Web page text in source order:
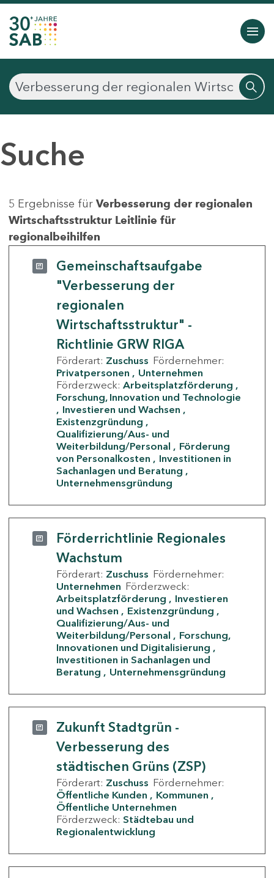
Suche
5 Ergebnisse für Verbesserung der regionalen
Wirtschaftsstruktur Leitlinie für
regionalbeihilfen
Gemeinschaftsaufgabe
"Verbesserung der
regionalen
Wirtschaftsstruktur" -
Richtlinie GRW RIGA
Förderart: Zuschuss Fördernehmer:
Privatpersonen
Unternehmen
Förderzweck: Arbeitsplatzförderung
Forschung, Innovation und Technologie
Investieren und Wachsen
Existenzgründung
Qualifizierung/Aus- und
Weiterbildung/Personal
Förderung
von Personalkosten
Investitionen in
Sachanlagen und Beratung
Unternehmensgründung
Förderrichtlinie Regionales
Wachstum
Förderart: Zuschuss Fördernehmer:
Unternehmen Förderzweck:
Arbeitsplatzförderung
Investieren
und Wachsen
Existenzgründung
Qualifizierung/Aus- und
Weiterbildung/Personal
Forschung,
Innovationen und Digitalisierung
Investitionen in Sachanlagen und
Beratung
Unternehmensgründung
Zukunft Stadtgrün -
Verbesserung des
städtischen Grüns (ZSP)
Förderart: Zuschuss Fördernehmer:
Öffentliche Kunden
Kommunen
Öffentliche Unternehmen
Förderzweck: Städtebau und
Regionalentwicklung